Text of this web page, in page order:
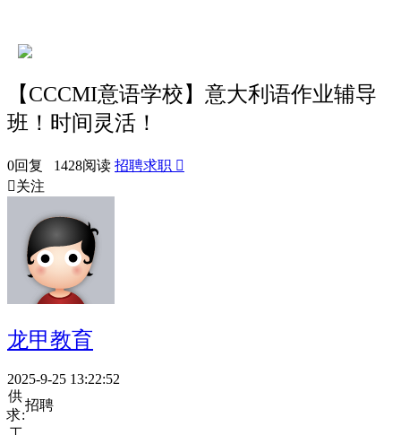
【CCCMI意语学校】意大利语作业辅导
班！时间灵活！
0回复 1428阅读 招聘求职 
关注
龙甲教育
2025-9-25 13:22:52
供
求:
招聘